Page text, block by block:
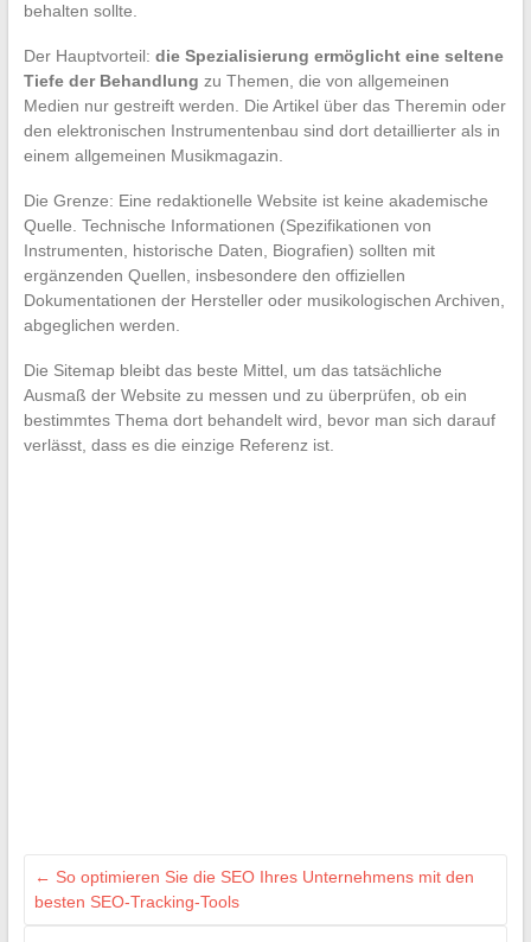
behalten sollte.
Der Hauptvorteil: die Spezialisierung ermöglicht eine seltene
Tiefe der Behandlung zu Themen, die von allgemeinen
Medien nur gestreift werden. Die Artikel über das Theremin oder
den elektronischen Instrumentenbau sind dort detaillierter als in
einem allgemeinen Musikmagazin.
Die Grenze: Eine redaktionelle Website ist keine akademische
Quelle. Technische Informationen (Spezifikationen von
Instrumenten, historische Daten, Biografien) sollten mit
ergänzenden Quellen, insbesondere den offiziellen
Dokumentationen der Hersteller oder musikologischen Archiven,
abgeglichen werden.
Die Sitemap bleibt das beste Mittel, um das tatsächliche
Ausmaß der Website zu messen und zu überprüfen, ob ein
bestimmtes Thema dort behandelt wird, bevor man sich darauf
verlässt, dass es die einzige Referenz ist.
← So optimieren Sie die SEO Ihres Unternehmens mit den
besten SEO-Tracking-Tools